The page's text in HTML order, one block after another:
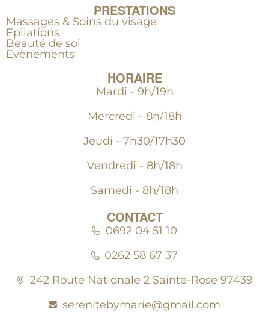
PRESTATIONS
Massages & Soins du visage
Epilations
Beauté de soi
Evènements
HORAIRE
Mardi - 9h/19h
Mercredi - 8h/18h
Jeudi - 7h30/17h30
Vendredi - 8h/18h
Samedi - 8h/18h
CONTACT
0692 04 51 10
0262 58 67 37
242 Route Nationale 2 Sainte-Rose 97439
serenitebymarie@gmail.com